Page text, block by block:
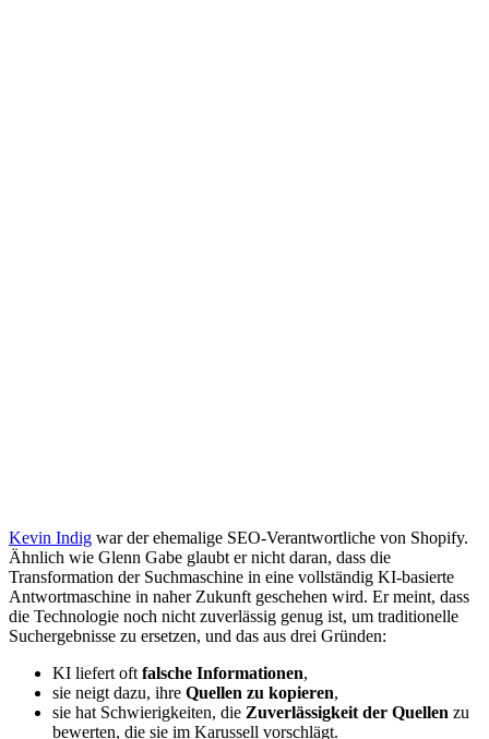
Kevin Indig war der ehemalige SEO-Verantwortliche von Shopify.
Ähnlich wie Glenn Gabe glaubt er nicht daran, dass die
Transformation der Suchmaschine in eine vollständig KI-basierte
Antwortmaschine in naher Zukunft geschehen wird. Er meint, dass
die Technologie noch nicht zuverlässig genug ist, um traditionelle
Suchergebnisse zu ersetzen, und das aus drei Gründen:
KI liefert oft falsche Informationen,
sie neigt dazu, ihre Quellen zu kopieren,
sie hat Schwierigkeiten, die Zuverlässigkeit der Quellen zu
bewerten, die sie im Karussell vorschlägt.